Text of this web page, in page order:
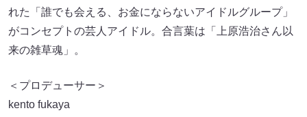
れた「誰でも会える、お金にならないアイドルグループ」
がコンセプトの芸人アイドル。合言葉は「上原浩治さん以
来の雑草魂」。
＜プロデューサー＞
kento fukaya